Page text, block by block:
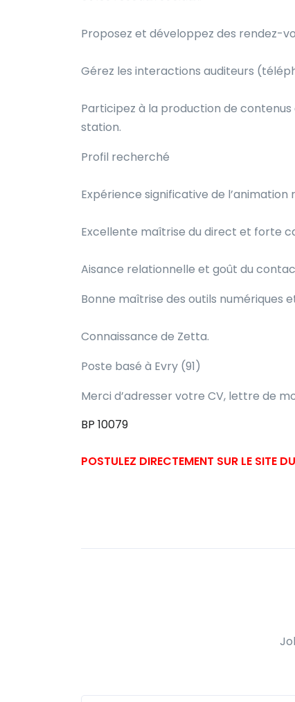
Proposez et développez des rendez-
Gérez les interactions auditeurs
Participez à la production de
station.
Profil recherché
Expérience significative de
Excellente maîtrise du direct et forte
Aisance relationnelle et goût du
Bonne maîtrise des outils numériques
Connaissance de Zetta.
Poste basé à Evry (91)
Merci d’adresser votre CV, lettre de
BP 10079
POSTULEZ DIRECTEMENT SUR LE SITE